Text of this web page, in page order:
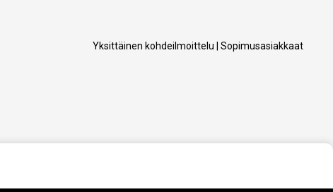
Yksittäinen kohdeilmoittelu Sopimusasiakkaat